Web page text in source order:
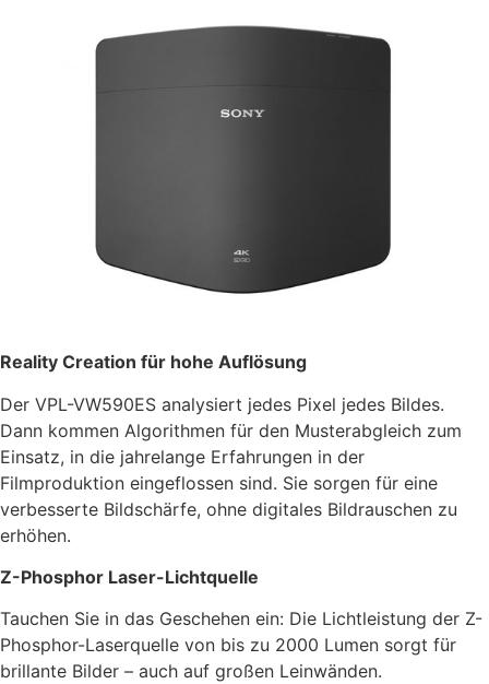
Reality Creation für hohe Auflösung
Der VPL-VW590ES analysiert jedes Pixel jedes Bildes.
Dann kommen Algorithmen für den Musterabgleich zum
Einsatz, in die jahrelange Erfahrungen in der
Filmproduktion eingeflossen sind. Sie sorgen für eine
verbesserte Bildschärfe, ohne digitales Bildrauschen zu
erhöhen.
Z-Phosphor Laser-Lichtquelle
Tauchen Sie in das Geschehen ein: Die Lichtleistung der Z-
Phosphor-Laserquelle von bis zu 2000 Lumen sorgt für
brillante Bilder – auch auf großen Leinwänden.